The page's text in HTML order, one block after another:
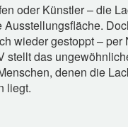
oder Künstler – die
Ausstellungsfläche.
wieder gestoppt – per
stellt das
denen die
liegt.